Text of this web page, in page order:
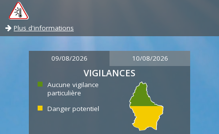
Plus d'informations
09/08/2026 10/08/2026
VIGILANCES
Aucune vigilance
particulière
Danger potentiel